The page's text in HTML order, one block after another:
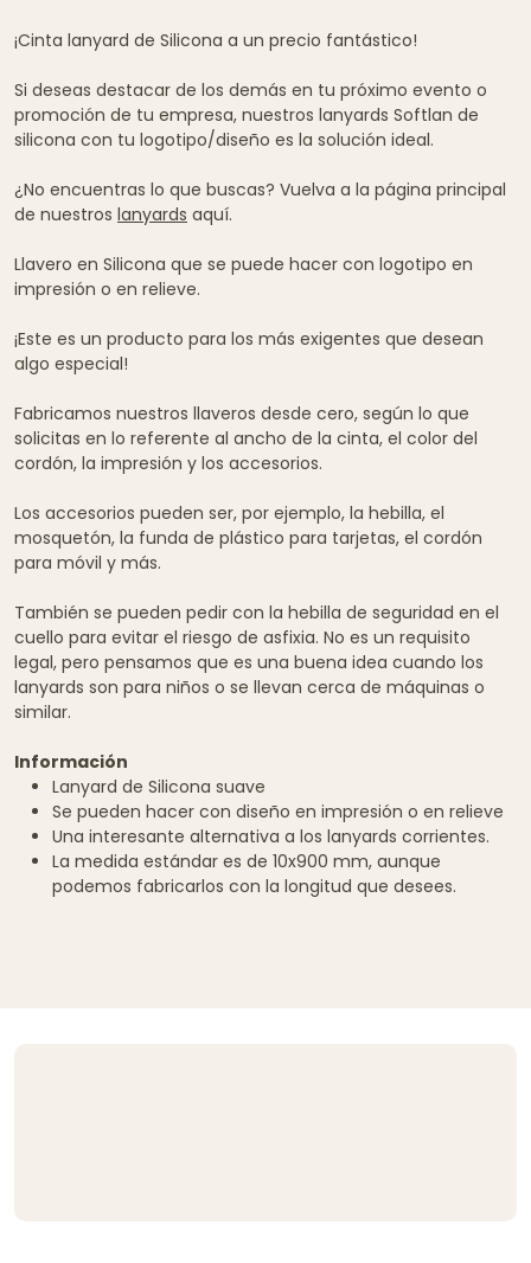
¡Cinta lanyard de Silicona a un precio fantástico!
Si deseas destacar de los demás en tu próximo evento o
promoción de tu empresa, nuestros lanyards Softlan de
silicona con tu logotipo/diseño es la solución ideal.
¿No encuentras lo que buscas? Vuelva a la página principal
de nuestros lanyards aquí.
Llavero en Silicona que se puede hacer con logotipo en
impresión o en relieve.
¡Este es un producto para los más exigentes que desean
algo especial!
Fabricamos nuestros llaveros desde cero, según lo que
solicitas en lo referente al ancho de la cinta, el color del
cordón, la impresión y los accesorios.
Los accesorios pueden ser, por ejemplo, la hebilla, el
mosquetón, la funda de plástico para tarjetas, el cordón
para móvil y más.
También se pueden pedir con la hebilla de seguridad en el
cuello para evitar el riesgo de asfixia. No es un requisito
legal, pero pensamos que es una buena idea cuando los
lanyards son para niños o se llevan cerca de máquinas o
similar.
Información
Lanyard de Silicona suave
Se pueden hacer con diseño en impresión o en relieve
Una interesante alternativa a los lanyards corrientes.
La medida estándar es de 10x900 mm, aunque
podemos fabricarlos con la longitud que desees.